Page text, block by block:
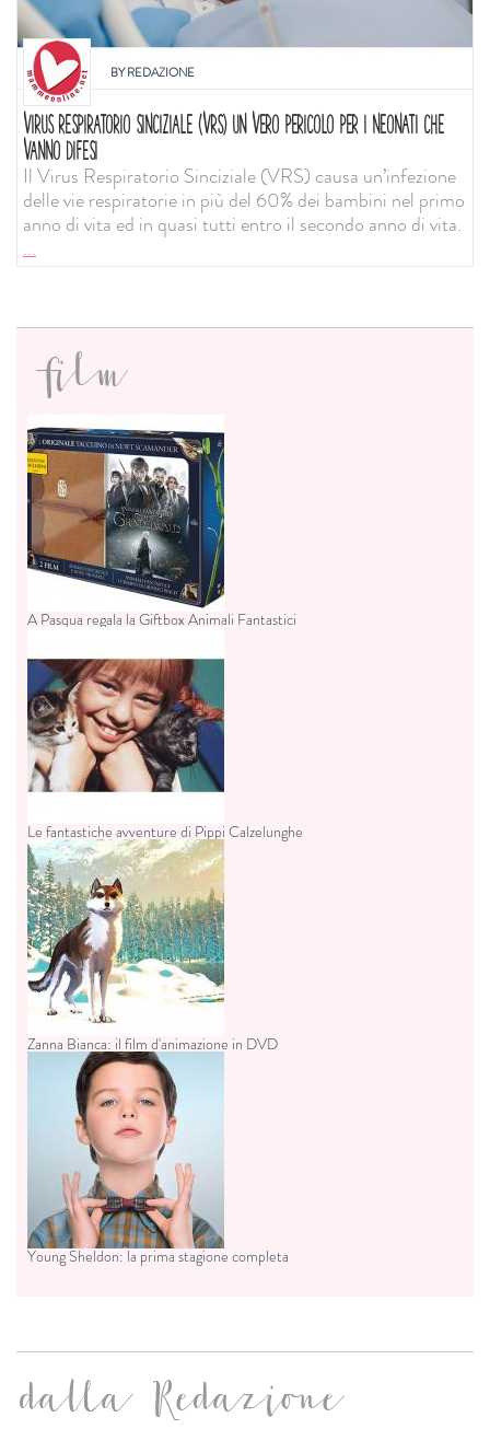
BYREDAZIONE
VIRUS RESPIRATORIO SINCIZIALE (VRS) UN VERO PERICOLO PER I NEONATI CHE
VANNO DIFESI
Il Virus Respiratorio Sinciziale (VRS) causa un’infezione
delle vie respiratorie in più del 60% dei bambini nel primo
anno di vita ed in quasi tutti entro il secondo anno di vita.
...
film
A Pasqua regala la Giftbox Animali Fantastici
Le fantastiche avventure di Pippi Calzelunghe
Zanna Bianca: il film d'animazione in DVD
Young Sheldon: la prima stagione completa
dalla Redazione